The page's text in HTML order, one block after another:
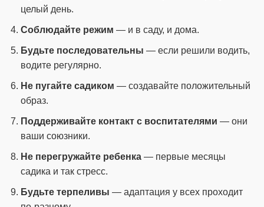
целый день.
Соблюдайте режим — и в саду, и дома.
Будьте последовательны — если решили водить,
водите регулярно.
Не пугайте садиком — создавайте положительный
образ.
Поддерживайте контакт с воспитателями — они
ваши союзники.
Не перегружайте ребенка — первые месяцы
садика и так стресс.
Будьте терпеливы — адаптация у всех проходит